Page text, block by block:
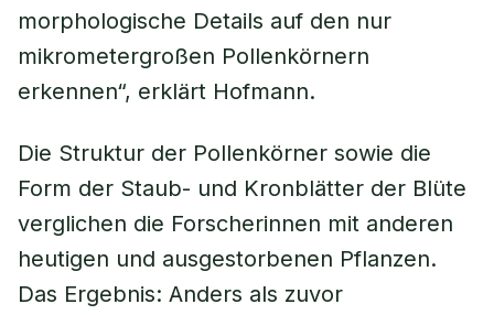
morphologische Details auf den nur
mikrometergroßen Pollenkörnern
erkennen“, erklärt Hofmann.
Die Struktur der Pollenkörner sowie die
Form der Staub- und Kronblätter der Blüte
verglichen die Forscherinnen mit anderen
heutigen und ausgestorbenen Pflanzen.
Das Ergebnis: Anders als zuvor